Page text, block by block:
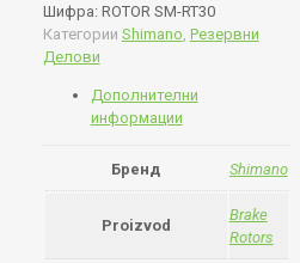
количина
Шифра: ROTOR SM-RT30
Категории Shimano Резервни
Делови
Дополнителни
информации
Бренд Shimano
Proizvod
Brake
Rotors